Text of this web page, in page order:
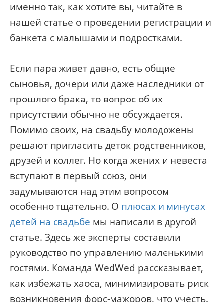
именно так, как хотите вы, читайте в
нашей статье о проведении регистрации и
банкета с малышами и подростками.
Если пара живет давно, есть общие
сыновья, дочери или даже наследники от
прошлого брака, то вопрос об их
присутствии обычно не обсуждается.
Помимо своих, на свадьбу молодожены
решают пригласить деток родственников,
друзей и коллег. Но когда жених и невеста
вступают в первый союз, они
задумываются над этим вопросом
особенно тщательно. О плюсах и минусах
детей на свадьбе мы написали в другой
статье. Здесь же эксперты составили
руководство по управлению маленькими
гостями. Команда WedWed рассказывает,
как избежать хаоса, минимизировать риск
возникновения форс-мажоров, что учесть.